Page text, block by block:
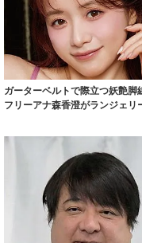
ガーターベルトで際立つ妖艶
フリーアナ森香澄がランジェリ